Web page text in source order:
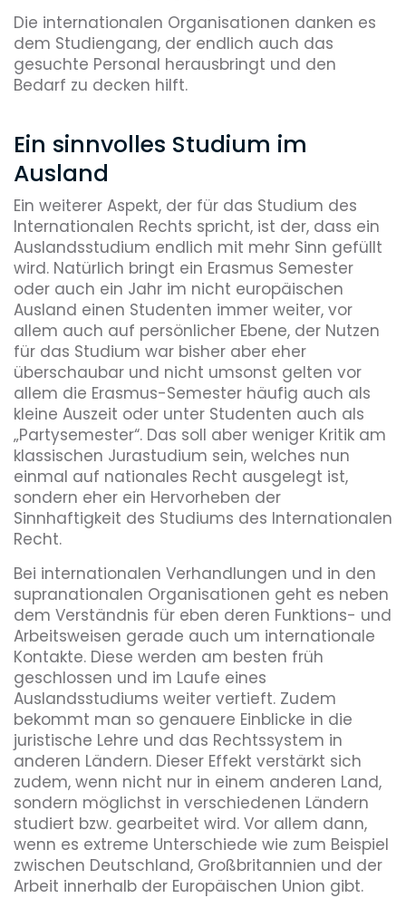
Die internationalen Organisationen danken es
dem Studiengang, der endlich auch das
gesuchte Personal herausbringt und den
Bedarf zu decken hilft.
Ein sinnvolles Studium im
Ausland
Ein weiterer Aspekt, der für das Studium des
Internationalen Rechts spricht, ist der, dass ein
Auslandsstudium endlich mit mehr Sinn gefüllt
wird. Natürlich bringt ein Erasmus Semester
oder auch ein Jahr im nicht europäischen
Ausland einen Studenten immer weiter, vor
allem auch auf persönlicher Ebene, der Nutzen
für das Studium war bisher aber eher
überschaubar und nicht umsonst gelten vor
allem die Erasmus-Semester häufig auch als
kleine Auszeit oder unter Studenten auch als
„Partysemester“. Das soll aber weniger Kritik am
klassischen Jurastudium sein, welches nun
einmal auf nationales Recht ausgelegt ist,
sondern eher ein Hervorheben der
Sinnhaftigkeit des Studiums des Internationalen
Recht.
Bei internationalen Verhandlungen und in den
supranationalen Organisationen geht es neben
dem Verständnis für eben deren Funktions- und
Arbeitsweisen gerade auch um internationale
Kontakte. Diese werden am besten früh
geschlossen und im Laufe eines
Auslandsstudiums weiter vertieft. Zudem
bekommt man so genauere Einblicke in die
juristische Lehre und das Rechtssystem in
anderen Ländern. Dieser Effekt verstärkt sich
zudem, wenn nicht nur in einem anderen Land,
sondern möglichst in verschiedenen Ländern
studiert bzw. gearbeitet wird. Vor allem dann,
wenn es extreme Unterschiede wie zum Beispiel
zwischen Deutschland, Großbritannien und der
Arbeit innerhalb der Europäischen Union gibt.